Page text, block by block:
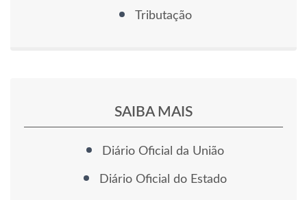
Tributação
SAIBA MAIS
Diário Oficial da União
Diário Oficial do Estado